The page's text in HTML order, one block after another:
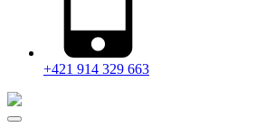
+421 914 329 663